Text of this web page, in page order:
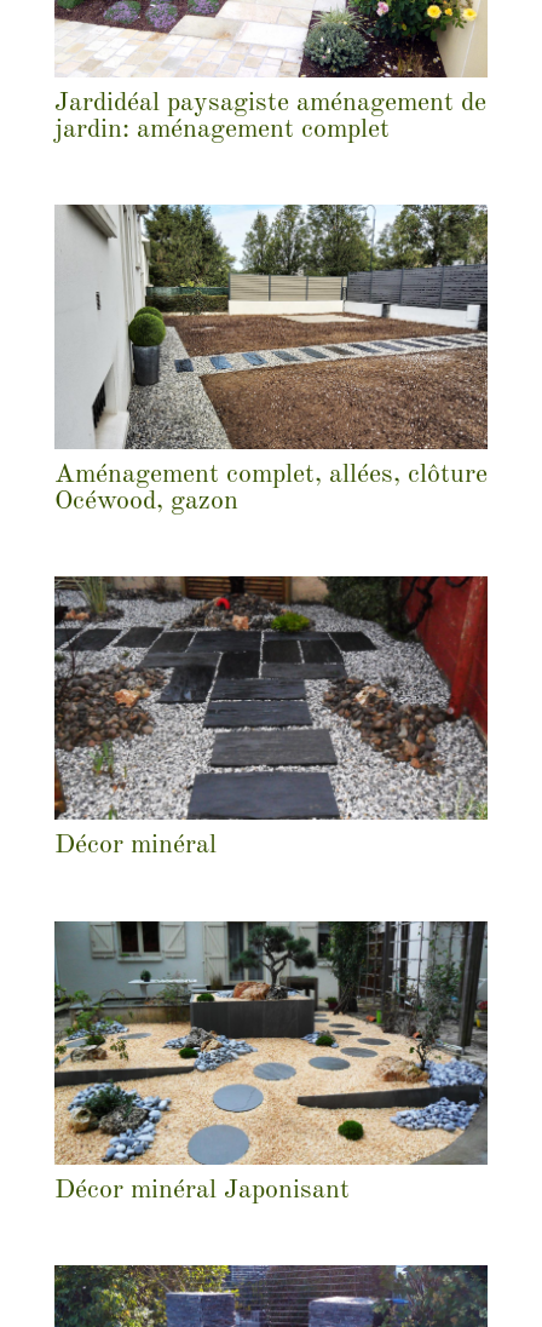
Jardidéal paysagiste aménagement de
jardin: aménagement complet
Aménagement complet, allées, clôture
Océwood, gazon
Décor minéral
Décor minéral Japonisant